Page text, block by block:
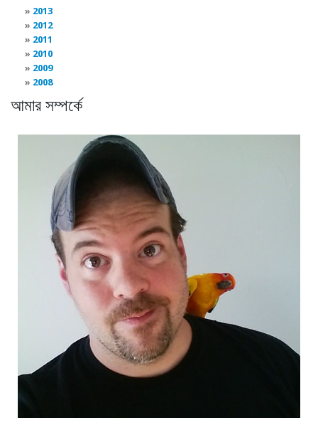
2013
2012
2011
2010
2009
2008
আমার সম্পর্কে